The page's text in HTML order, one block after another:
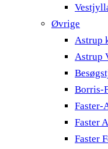
Øvrige
Astrup
Astrup
Borris-
Faster-
Faster
Faster